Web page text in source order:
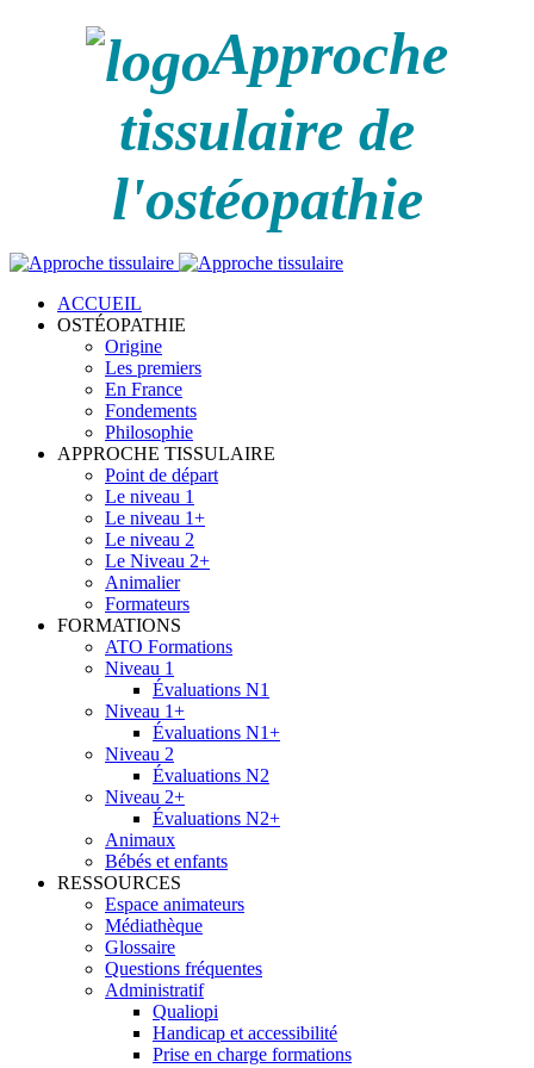
Approche
tissulaire de
l'ostéopathie
ACCUEIL
OSTÉOPATHIE
Origine
Les premiers
En France
Fondements
Philosophie
APPROCHE TISSULAIRE
Point de départ
Le niveau 1
Le niveau 1+
Le niveau 2
Le Niveau 2+
Animalier
Formateurs
FORMATIONS
ATO Formations
Niveau 1
Évaluations N1
Niveau 1+
Évaluations N1+
Niveau 2
Évaluations N2
Niveau 2+
Évaluations N2+
Animaux
Bébés et enfants
RESSOURCES
Espace animateurs
Médiathèque
Glossaire
Questions fréquentes
Administratif
Qualiopi
Handicap et accessibilité
Prise en charge formations